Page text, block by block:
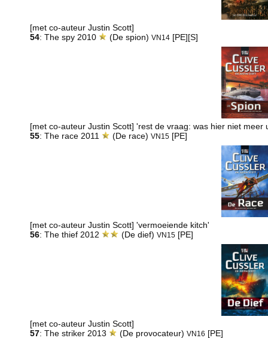
[met co-auteur Justin Scott]
54: The spy 2010 (De spion)VN14 [PE][S]
[met co-auteur Justin Scott] 'rest de vraag: was hier niet meer
55: The race 2011 (De race)VN15 [PE]
[met co-auteur Justin Scott] 'vermoeiende kitch'
56: The thief 2012 (De dief) VN15[PE]
[met co-auteur Justin Scott]
57: The striker 2013 (De provocateur)VN16 [PE]